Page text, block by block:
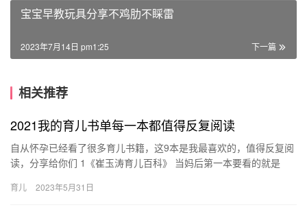
宝宝早教玩具分享不鸡肋不睬雷
下一篇
2023年7月14日 pm1:25
相关推荐
2021我的育儿书单每一本都值得反复阅读
自从怀孕已经看了很多育儿书籍，这9本是我最喜欢的，值得反复阅
读，分享给你们 1《崔玉涛育儿百科》 当妈后第一本要看的就是
儿…
育儿 2023年5月31日